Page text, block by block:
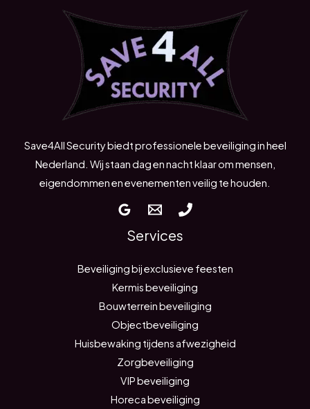
Save4All Security biedt professionele beveiliging in heel
Nederland. Wij staan dag en nacht klaar om mensen,
eigendommen en evenementen veilig te houden.
Services
Beveiliging bij exclusieve feesten
Kermis beveiliging
Bouwterrein beveiliging
Objectbeveiliging
Huisbewaking tijdens afwezigheid
Zorgbeveiliging
VIP beveiliging
Horeca beveiliging